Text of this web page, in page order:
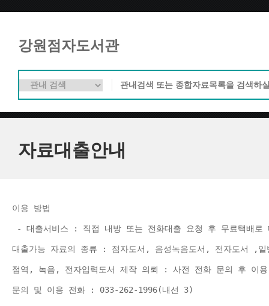
강원점자도서관
자료대출안내
이용 방법
- 대출서비스 : 직접 내방 또는 전화대출 요청 후 무료택배
대출가능 자료의 종류 : 점자도서, 음성녹음도서, 전자도서 ,
점역, 녹음, 전자입력도서 제작 의뢰 : 사전 전화 문의 후 이
문의 및 이용 전화 : 033-262-1996(내선 3)